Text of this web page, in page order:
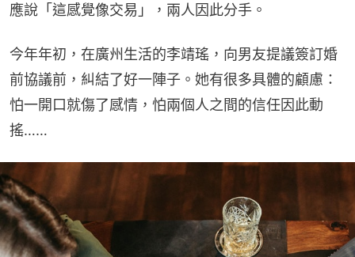
應說「這感覺像交易」，兩人因此分手。
今年年初，在廣州生活的李靖瑤，向男友提議簽訂婚
前協議前，糾結了好一陣子。她有很多具體的顧慮：
怕一開口就傷了感情，怕兩個人之間的信任因此動
搖……